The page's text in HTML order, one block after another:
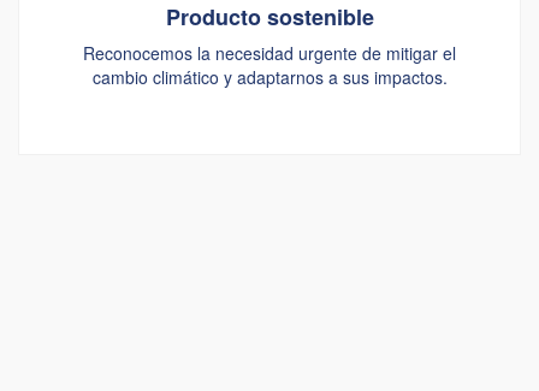
Producto sostenible
Reconocemos la necesidad urgente de mitigar el
cambio climático y adaptarnos a sus impactos.